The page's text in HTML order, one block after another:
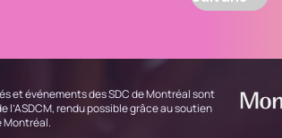
et événements des SDC de Montréal sont
l’ASDCM, rendu possible grâce au soutien
Montréal.